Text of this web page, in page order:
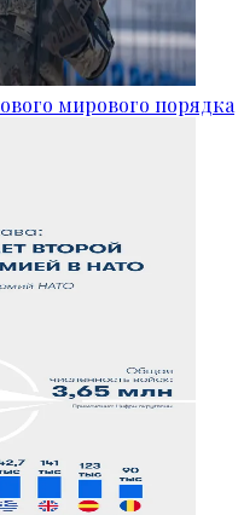
мирового порядка